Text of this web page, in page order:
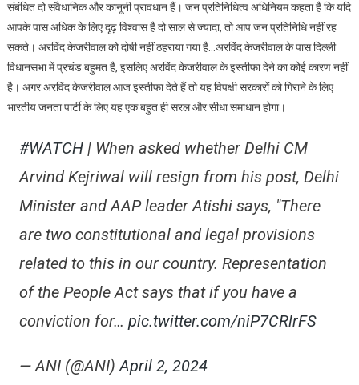
संबंधित दो संवैधानिक और कानूनी प्रावधान हैं। जन प्रतिनिधित्व अधिनियम कहता है कि यदि
आपके पास अधिक के लिए दृढ़ विश्वास है दो साल से ज्यादा, तो आप जन प्रतिनिधि नहीं रह
सकते। अरविंद केजरीवाल को दोषी नहीं ठहराया गया है…अरविंद केजरीवाल के पास दिल्ली
विधानसभा में प्रचंड बहुमत है, इसलिए अरविंद केजरीवाल के इस्तीफा देने का कोई कारण नहीं
है। अगर अरविंद केजरीवाल आज इस्तीफा देते हैं तो यह विपक्षी सरकारों को गिराने के लिए
भारतीय जनता पार्टी के लिए यह एक बहुत ही सरल और सीधा समाधान होगा।
#WATCH| When asked whether Delhi CM
Arvind Kejriwal will resign from his post, Delhi
Minister and AAP leader Atishi says, "There
are two constitutional and legal provisions
related to this in our country. Representation
of the People Act says that if you have a
conviction for… pic.twitter.com/niP7CRlrFS
— ANI (@ANI)April 2, 2024